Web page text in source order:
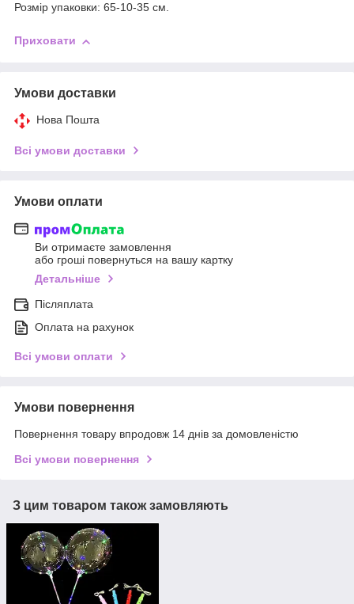
Розмір упаковки: 65-10-35 см.
Приховати
Умови доставки
Нова Пошта
Всі умови доставки
Умови оплати
Ви отримаєте замовлення
або гроші повернуться на вашу картку
Детальніше
Післяплата
Оплата на рахунок
Всі умови оплати
Умови повернення
Повернення товару впродовж 14 днів за домовленістю
Всі умови повернення
З цим товаром також замовляють